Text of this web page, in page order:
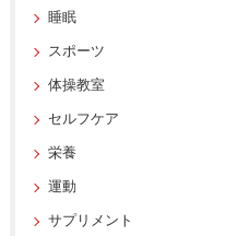
睡眠
スポーツ
体操教室
セルフケア
栄養
運動
サプリメント